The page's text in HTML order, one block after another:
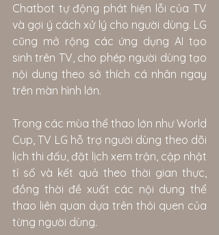
Chatbot tự động phát hiện lỗi của TV
và gợi ý cách xử lý cho người dùng. LG
cũng mở rộng các ứng dụng AI tạo
sinh trên TV, cho phép người dùng tạo
nội dung theo sở thích cá nhân ngay
trên màn hình lớn.
Trong các mùa thể thao lớn như World
Cup, TV LG hỗ trợ người dùng theo dõi
lịch thi đấu, đặt lịch xem trận, cập nhật
tỉ số và kết quả theo thời gian thực,
đồng thời đề xuất các nội dung thể
thao liên quan dựa trên thói quen của
từng người dùng.